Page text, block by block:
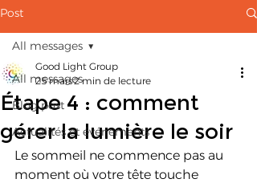
Post
All messages
Blog post
Actualités et événements
All messages
Étape 4 : comment
gérer la lumière le soir
Good Light Group
25 mars2 min de lecture
Le sommeil ne commence pas au
moment où votre tête touche